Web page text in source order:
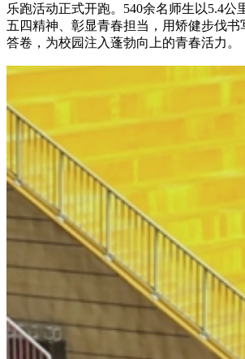
乐跑活动正式开跑。540余名师生以5.4公
五四精神、彰显青春担当，用矫健步伐
答卷，为校园注入蓬勃向上的青春活力。